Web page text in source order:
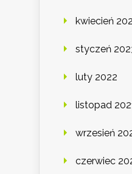
kwiecień
styczeń
luty 2022
listopad
wrzesień
czerwiec